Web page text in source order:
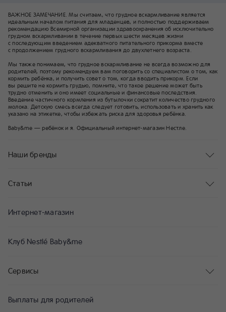
ВАЖНОЕ ЗАМЕЧАНИЕ. Мы считаем, что грудное вскармливание является
идеальным началом питания для младенцев, и полностью поддерживаем
рекомендацию Всемирной организации здравоохранения об исключительно
грудном вскармливании в течение первых шести месяцев жизни
с последующим введением адекватного питательного прикорма вместе
с продолжением грудного вскармливания до двухлетнего возраста.
Мы также понимаем, что грудное вскармливание не всегда возможно для
родителей, поэтому рекомендуем вам поговорить со специалистом о том, как
кормить ребёнка, и получить совет о том, когда вводить прикорм. Если
вы решите не кормить грудью, помните, что такое решение может быть
трудно отменить и оно имеет социальные и финансовые последствия.
Введение частичного кормления из бутылочки сократит количество грудного
молока. Детскую смесь всегда следует готовить, использовать и хранить как
указано на этикетке, чтобы избежать риска для здоровья ребёнка.
Baby&me — ребёнок и я. Официальный интернет-магазин Нестле.
Наши бренды
Статьи
Интернет-магазин
Клуб Nestlé Baby&me
Сервисы
Выплаты для родителей